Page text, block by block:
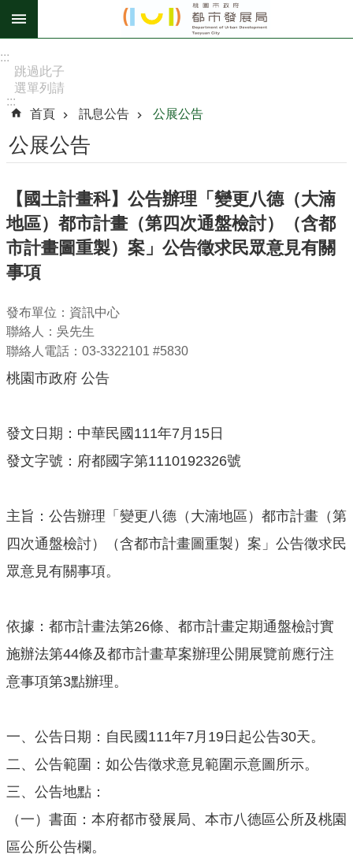
跳到主要內容區塊
階
搜
尋
息
公
告
認
我
們
關
錄
業
資
訊
民
政
資
開
廉
政
服
專
:::
跳過此子
選單列請
[Enter]，
繼續則按
[Tab]
:::
首頁
訊息公告 公展公告
公展公告
【國土計畫科】公告辦理「變更八德（大湳
地區）都市計畫（第四次通盤檢討）（含都
市計畫圖重製）案」公告徵求民眾意見有關
事項
發布單位：資訊中心
聯絡人：吳先生
聯絡人電話：03-3322101 #5830
桃園市政府 公告
發文日期：中華民國111年7月15日
發文字號：府都國字第1110192326號
主旨：公告辦理「變更八德（大湳地區）都市計畫（第
四次通盤檢討）（含都市計畫圖重製）案」公告徵求民
眾意見有關事項。
依據：都市計畫法第26條、都市計畫定期通盤檢討實
施辦法第44條及都市計畫草案辦理公開展覽前應行注
意事項第3點辦理。
一、公告日期：自民國111年7月19日起公告30天。
二、公告範圍：如公告徵求意見範圍示意圖所示。
三、公告地點：
（一）書面：本府都市發展局、本市八德區公所及桃園
區公所公告欄。